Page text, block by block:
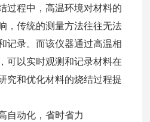
过程中，高温环境对材料的
，传统的测量方法往往无法
记录。而该仪器通过高温相
可以实时观测和记录材料在
究和优化材料的烧结过程提
动化，省时省力